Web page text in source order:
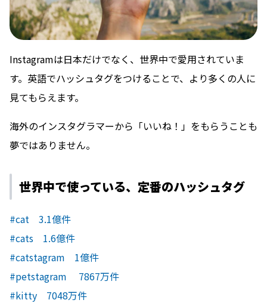
Instagramは日本だけでなく、世界中で愛用されていま
す。英語でハッシュタグをつけることで、より多くの人に
見てもらえます。
海外のインスタグラマーから「いいね！」をもらうことも
夢ではありません。
世界中で使っている、定番のハッシュタグ
#cat 3.1億件
#cats 1.6億件
#catstagram 1億件
#petstagram 7867万件
#kitty 7048万件